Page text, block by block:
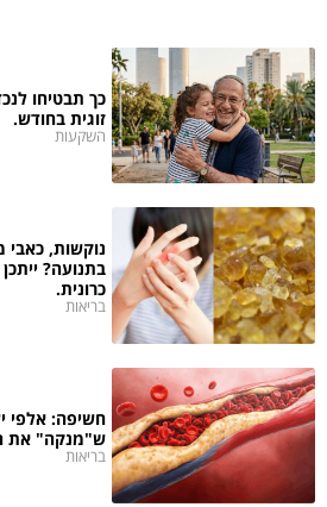
כך תבטיחו
זוגית בחודש.
השקעות
נוקשות, כאבי
בתנועה?
כרונית.
בריאות
חשיפה: אלפי
ש"מנקה" את העורקים
בריאות